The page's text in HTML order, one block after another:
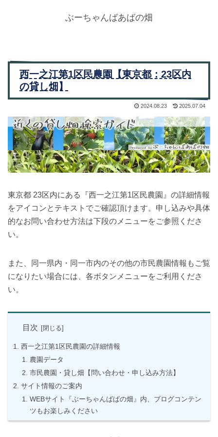
ぶーちゃんばあばの畑
西一之江第1区民農園【東京都：23区内
の貸し畑】
2024.08.23 2025.07.04
東京都 23区内にある『西一之江第1区民農園』の詳細情報
をアイコンとテキストでご確認頂けます。申し込みや具体
的なお問い合わせ方法は下段のメニューをご参照くださ
い。
また、同一県内・同一市内のその他の市民農園情報もご覧
になりたい場合には、各ボタンメニューをご利用くださ
い。
目次
西一之江第1区民農園の詳細情報
農園データ
市民農園・貸し畑【問い合わせ・申し込み方法】
サイト情報のご案内
WEBサイト『ぶーちゃんばばの畑』内、ブログコンテン
ツもお楽しみください